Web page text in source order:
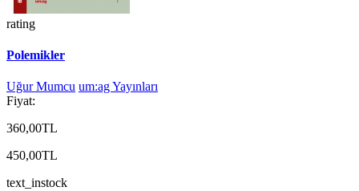
rating
Polemikler
Uğur Mumcu um:ag Yayınları
Fiyat:
360,00TL
450,00TL
text_instock